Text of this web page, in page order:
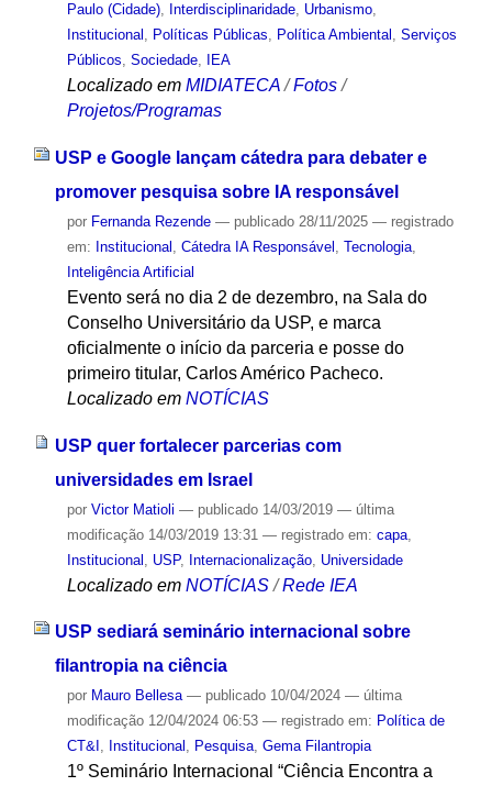
Paulo (Cidade), Interdisciplinaridade, Urbanismo,
Institucional , Políticas Públicas, Política Ambiental , Serviços
Públicos, Sociedade, IEA
Localizado em MIDIATECA /Fotos /
Projetos/Programas
USP e Google lançam cátedra para debater e
promover pesquisa sobre IA responsável
por Fernanda Rezende — publicado28/11/2025 — registrado
em: Institucional , Cátedra IA Responsável , Tecnologia,
Inteligência Artificial
Evento será no dia 2 de dezembro, na Sala do
Conselho Universitário da USP, e marca
oficialmente o início da parceria e posse do
primeiro titular, Carlos Américo Pacheco.
Localizado em NOTÍCIAS
USP quer fortalecer parcerias com
universidades em Israel
por Victor Matioli — publicado14/03/2019 — última
modificação14/03/2019 13:31 — registrado em: capa,
Institucional
USP, Internacionalização, Universidade
Localizado em NOTÍCIAS /Rede IEA
USP sediará seminário internacional sobre
filantropia na ciência
por Mauro Bellesa — publicado10/04/2024 — última
modificação12/04/2024 06:53 — registrado em: Política de
CT&I , Institucional , Pesquisa, Gema Filantropia
1º Seminário Internacional “Ciência Encontra a